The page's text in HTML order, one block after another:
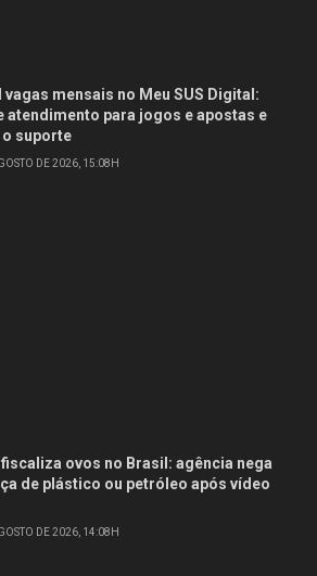
vagas mensais no Meu SUS Digital:
atendimento para jogos e apostas e
suporte
DE 2026, 15:08H
ovos no Brasil: agência nega
de plástico ou petróleo após vídeo
DE 2026, 14:08H